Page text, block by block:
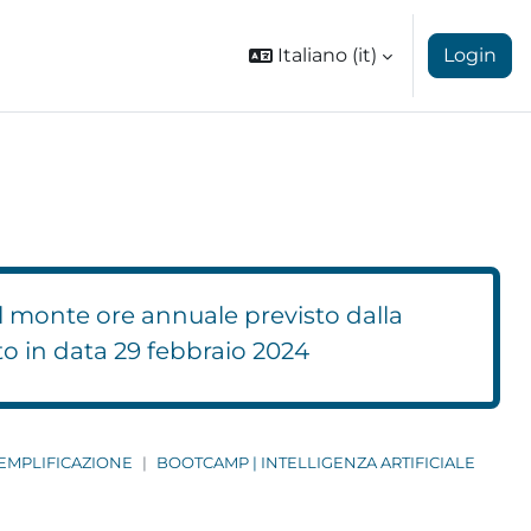
Italiano ‎(it)‎ Login
ore annuale previsto dalla
in data 29 febbraio 2024
BOOTCAMP | INTELLIGENZA ARTIFICIALE